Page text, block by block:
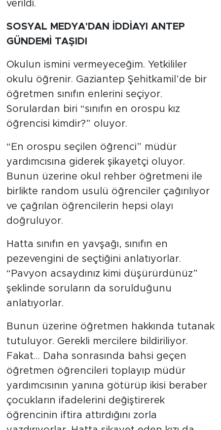
verildi.
SOSYAL MEDYA'DAN İDDİAYI ANTEP
GÜNDEMİ TAŞIDI
Okulun ismini vermeyeceğim. Yetkililer
okulu öğrenir. Gaziantep Şehitkamil’de bir
öğretmen sınıfın enlerini seçiyor.
Sorulardan biri “sınıfın en orospu kız
öğrencisi kimdir?” oluyor.
“En orospu seçilen öğrenci” müdür
yardımcısına giderek şikayetçi oluyor.
Bunun üzerine okul rehber öğretmeni ile
birlikte random usulü öğrenciler çağırılıyor
ve çağrılan öğrencilerin hepsi olayı
doğruluyor.
Hatta sınıfın en yavşağı, sınıfın en
pezevengini de seçtiğini anlatıyorlar.
“Pavyon acsaydınız kimi düşürürdünüz”
şeklinde soruların da sorulduğunu
anlatıyorlar.
Bunun üzerine öğretmen hakkında tutanak
tutuluyor. Gerekli mercilere bildiriliyor.
Fakat… Daha sonrasında bahsi geçen
öğretmen öğrencileri toplayıp müdür
yardımcısının yanına götürüp ikisi beraber
çocukların ifadelerini değiştirerek
öğrencinin iftira attırdığını zorla